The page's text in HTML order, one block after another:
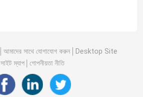
আমাদের সাথে যোগাযোগ করুন
Desktop Site
সাইট ম্যাপ
গোপনীয়তা নীতি